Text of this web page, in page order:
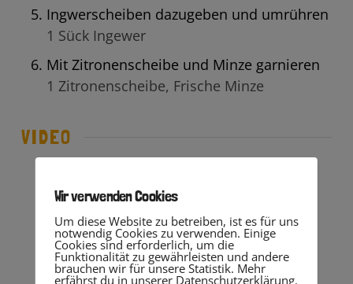
Ingwerscheiben dazugeben und umrühren
1 Sück Ingewer
Mit Zitronenscheibe und Minze garnieren
1 Zitronenscheibe, Frische Minze
VIDEO
YouTube aktivieren?
werden, wenn Cookies gesetzt werden
dürfen.
Akzeptieren
Wir verwenden Cookies
Um diese Website zu betreiben, ist es für uns
notwendig Cookies zu verwenden. Einige
Cookies sind erforderlich, um die
Funktionalität zu gewährleisten und andere
brauchen wir für unsere Statistik. Mehr
erfährst du in unserer Datenschutzerklärung.